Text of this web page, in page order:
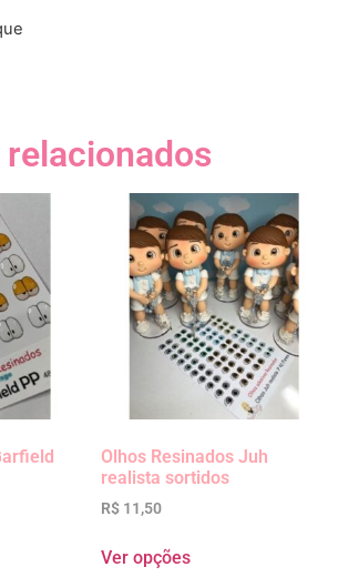
Olhos Resinados Juh
realista sortidos
R$ 11,50
Ver opções